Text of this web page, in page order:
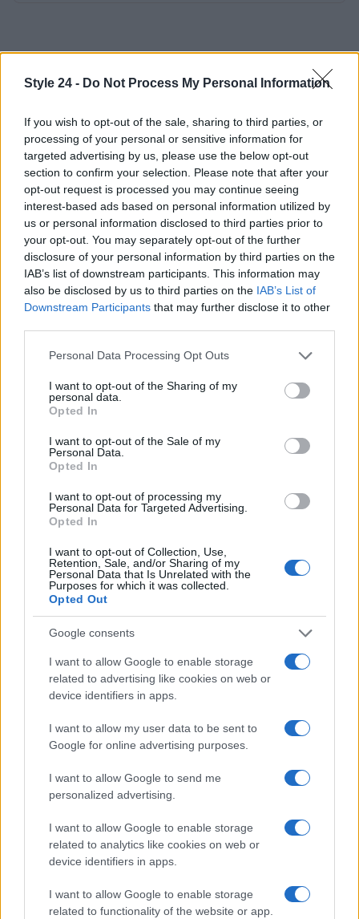
Style 24 - Do Not Process My Personal Information
If you wish to opt-out of the sale, sharing to third parties, or
processing of your personal or sensitive information for
targeted advertising by us, please use the below opt-out
section to confirm your selection. Please note that after your
opt-out request is processed you may continue seeing
interest-based ads based on personal information utilized by
us or personal information disclosed to third parties prior to
your opt-out. You may separately opt-out of the further
disclosure of your personal information by third parties on the
IAB’s list of downstream participants. This information may
also be disclosed by us to third parties on the IAB’s List of
Downstream Participants that may further disclose it to other
Please note that this website/app uses one or more Google
not limited to your visit or usage behaviour. You may click to
grant or deny consent to Google and its third-party tags to
use your data for below specified purposes in below Google
consent section.
Personal Data Processing Opt Outs
I want to opt-out of the Sharing of my
personal data.
Opted In
I want to opt-out of the Sale of my
Personal Data.
Opted In
I want to opt-out of processing my
Personal Data for Targeted Advertising.
Opted In
I want to opt-out of Collection, Use,
Retention, Sale, and/or Sharing of my
Personal Data that Is Unrelated with the
Purposes for which it was collected.
Opted Out
Google consents
I want to allow Google to enable storage
related to advertising like cookies on web or
device identifiers in apps.
I want to allow my user data to be sent to
Google for online advertising purposes.
I want to allow Google to send me
personalized advertising.
I want to allow Google to enable storage
related to analytics like cookies on web or
device identifiers in apps.
I want to allow Google to enable storage
related to functionality of the website or app.
LIFESTYLE
Look da ufficio estate 2026: consigli per un
abbigliamento fresco e professionale
Cristian Castiglioni · 7 Ago 2026